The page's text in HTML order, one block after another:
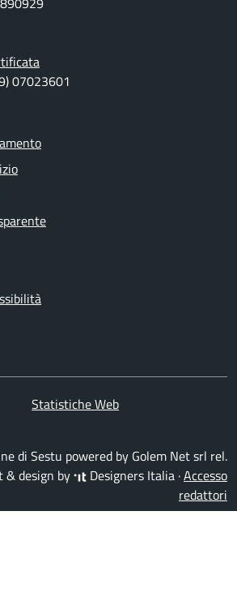
07023601
Statistiche Web
di Sestu powered by Golem Net srl rel.
design by
Designers Italia ·Accesso
redattori